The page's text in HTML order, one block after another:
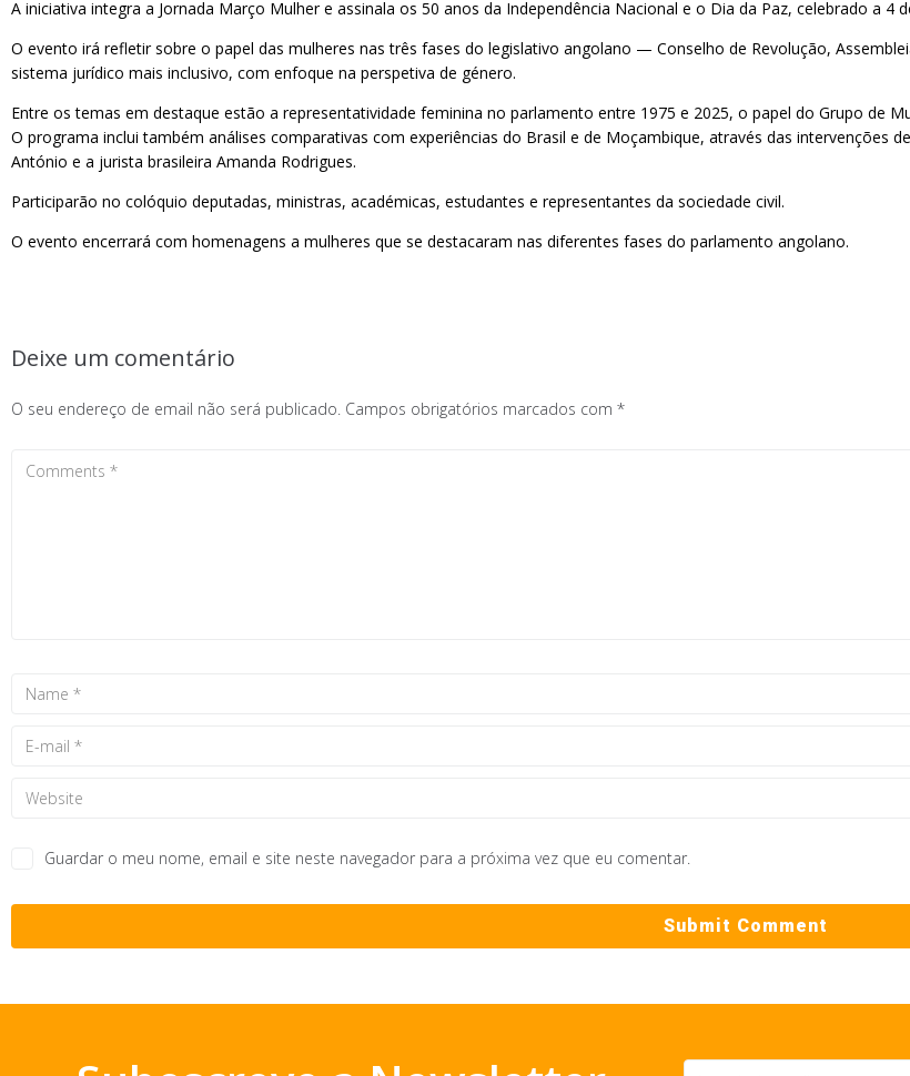
A iniciativa integra a Jornada Março Mulher e assinala os 50 anos da Independência Nacional e o Dia da Paz, celebrado a 4
O evento irá refletir sobre o papel das mulheres nas três fases do legislativo angolano — Conselho de Revolução,
sistema jurídico mais inclusivo, com enfoque na perspetiva de género.
Entre os temas em destaque estão a representatividade feminina no parlamento entre 1975 e 2025, o papel do Grupo de
O programa inclui também análises comparativas com experiências do Brasil e de Moçambique, através das intervenções
António e a jurista brasileira Amanda Rodrigues.
Participarão no colóquio deputadas, ministras, académicas, estudantes e representantes da sociedade civil.
O evento encerrará com homenagens a mulheres que se destacaram nas diferentes fases do parlamento angolano.
Deixe um comentário
O seu endereço de email não será publicado. Campos obrigatórios marcados com *
Guardar o meu nome, email e site neste navegador para a próxima vez que eu comentar.